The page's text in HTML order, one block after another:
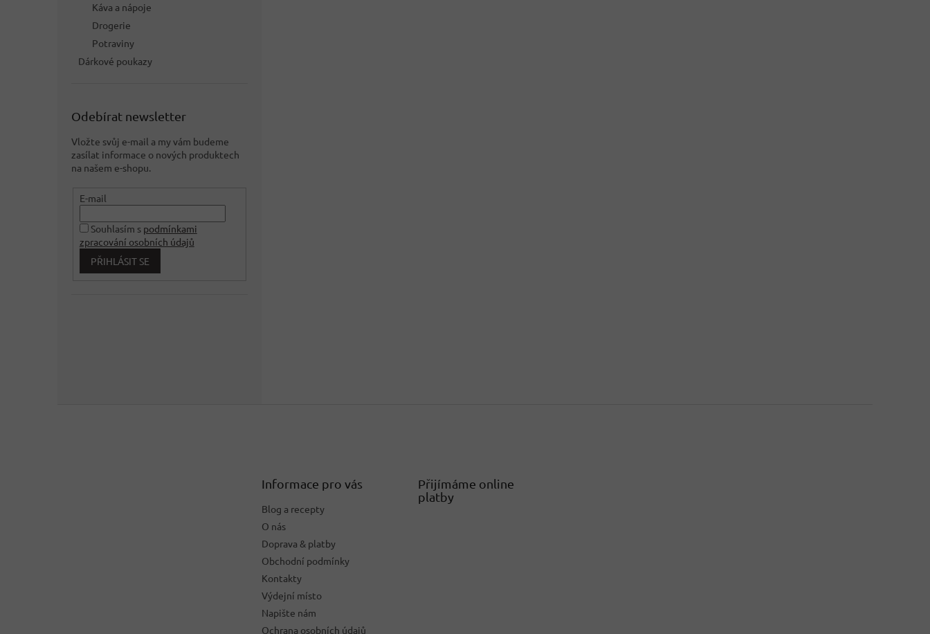
Káva a nápoje
Drogerie
Potraviny
Dárkové poukazy
Odebírat newsletter
Vložte svůj e-mail a my vám budeme
zasílat informace o nových produktech
na našem e-shopu.
E-mail
Souhlasím s podmínkami
zpracování osobních údajů
PŘIHLÁSIT SE
Informace pro vás
Blog a recepty
O nás
Doprava & platby
Obchodní podmínky
Kontakty
Výdejní místo
Napište nám
Ochrana osobních údajů
Přijímáme online
platby